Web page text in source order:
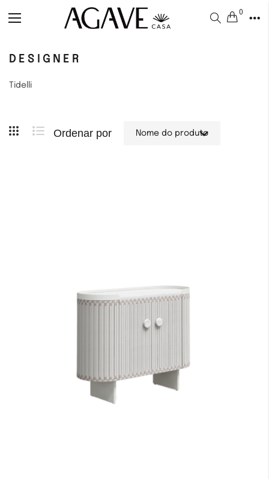
Alternar
0
DESIGNER
Tidelli
Ordenar por